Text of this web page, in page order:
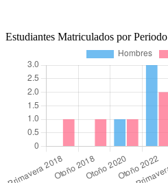
Estudiantes Matriculados por Periodo